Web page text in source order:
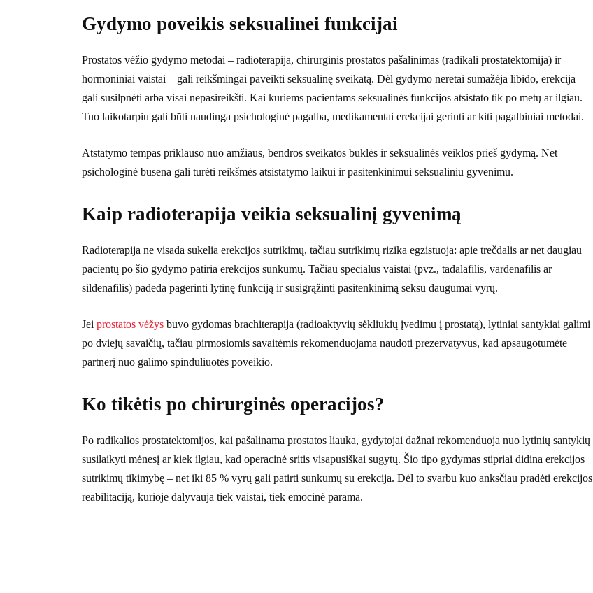
Gydymo poveikis seksualinei funkcijai
Prostatos vėžio gydymo metodai – radioterapija, chirurginis prostatos pašalinimas (radikali prostatektomija) ir
hormoniniai vaistai – gali reikšmingai paveikti seksualinę sveikatą. Dėl gydymo neretai sumažėja libido, erekcija
gali susilpnėti arba visai nepasireikšti. Kai kuriems pacientams seksualinės funkcijos atsistato tik po metų ar ilgiau.
Tuo laikotarpiu gali būti naudinga psichologinė pagalba, medikamentai erekcijai gerinti ar kiti pagalbiniai metodai.
Atstatymo tempas priklauso nuo amžiaus, bendros sveikatos būklės ir seksualinės veiklos prieš gydymą. Net
psichologinė būsena gali turėti reikšmės atsistatymo laikui ir pasitenkinimui seksualiniu gyvenimu.
Kaip radioterapija veikia seksualinį gyvenimą
Radioterapija ne visada sukelia erekcijos sutrikimų, tačiau sutrikimų rizika egzistuoja: apie trečdalis ar net daugiau
pacientų po šio gydymo patiria erekcijos sunkumų. Tačiau specialūs vaistai (pvz., tadalafilis, vardenafilis ar
sildenafilis) padeda pagerinti lytinę funkciją ir susigrąžinti pasitenkinimą seksu daugumai vyrų.
Jei prostatos vėžys buvo gydomas brachiterapija (radioaktyvių sėkliukių įvedimu į prostatą), lytiniai santykiai galimi
po dviejų savaičių, tačiau pirmosiomis savaitėmis rekomenduojama naudoti prezervatyvus, kad apsaugotumėte
partnerį nuo galimo spinduliuotės poveikio.
Ko tikėtis po chirurginės operacijos?
Po radikalios prostatektomijos, kai pašalinama prostatos liauka, gydytojai dažnai rekomenduoja nuo lytinių santykių
susilaikyti mėnesį ar kiek ilgiau, kad operacinė sritis visapusiškai sugytų. Šio tipo gydymas stipriai didina erekcijos
sutrikimų tikimybę – net iki 85 % vyrų gali patirti sunkumų su erekcija. Dėl to svarbu kuo anksčiau pradėti erekcijos
reabilitaciją, kurioje dalyvauja tiek vaistai, tiek emocinė parama.